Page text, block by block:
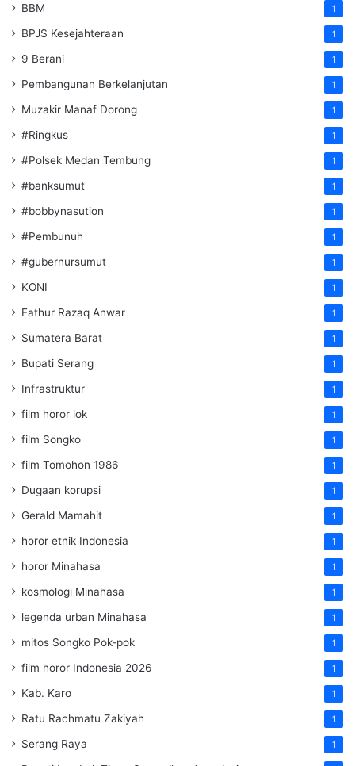
BBM 1
BPJS Kesejahteraan 1
9 Berani 1
Pembangunan Berkelanjutan 1
Muzakir Manaf Dorong 1
#Ringkus 1
#Polsek Medan Tembung 1
#banksumut 1
#bobbynasution 1
#Pembunuh 1
#gubernursumut 1
KONI 1
Fathur Razaq Anwar 1
Sumatera Barat 1
Bupati Serang 1
Infrastruktur 1
film horor lok 1
film Songko 1
film Tomohon 1986 1
Dugaan korupsi 1
Gerald Mamahit 1
horor etnik Indonesia 1
horor Minahasa 1
kosmologi Minahasa 1
legenda urban Minahasa 1
mitos Songko Pok-pok 1
film horor Indonesia 2026 1
Kab. Karo 1
Ratu Rachmatu Zakiyah 1
Serang Raya 1